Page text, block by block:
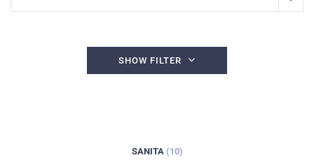
SHOW FILTER
SANITA (10)